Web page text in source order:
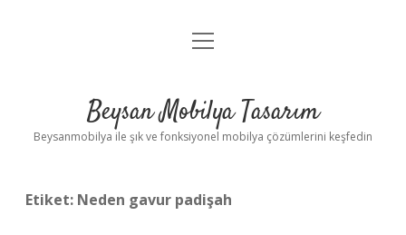
Anasayfa
Yasal Uyarı
menüyü
Beysan Mobilya Tasarım
Beysanmobilya ile şık ve fonksiyonel mobilya çözümlerini keşfedin
Etiket: Neden gavur padişah